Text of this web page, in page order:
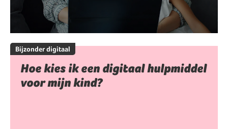
Bijzonder digitaal
Hoe kies ik een digitaal hulpmiddel
voor mijn kind?